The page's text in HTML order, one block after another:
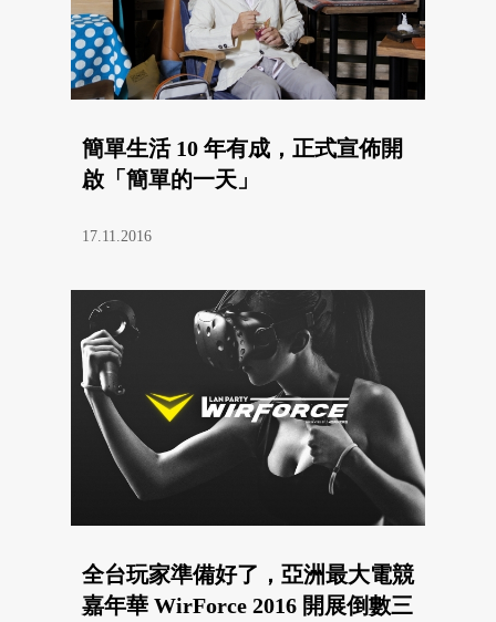
簡單生活 10 年有成，正式宣佈開
啟「簡單的一天」
17.11.2016
全台玩家準備好了，亞洲最大電競
嘉年華 WirForce 2016 開展倒數三